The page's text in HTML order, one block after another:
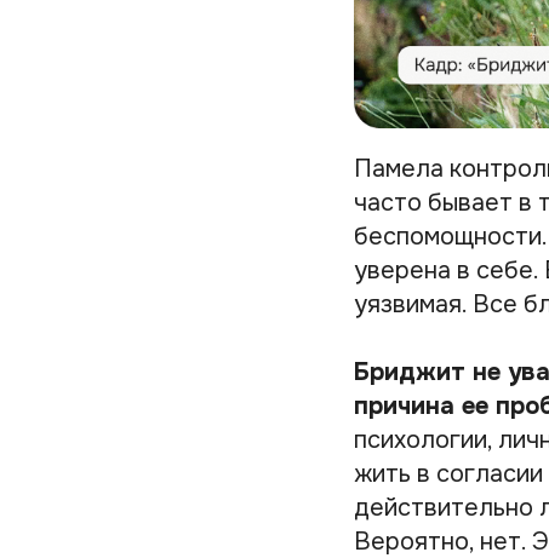
Памела
часто бывает в
уверена в
уязвимая. Все
Бриджит не
причина ее
психологии,
жить в
действительно
Вероятно, нет.